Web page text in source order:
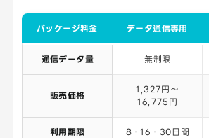
パッケージ料金 データ通信専用
通信データ量 無制限
販売価格
1,327円～
16,775円
利用期限 8・16・30日間